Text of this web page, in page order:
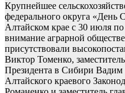
Крупнейшее
федерального округа «День
Алтайском крае с 30 июля
внимание аграрной
присутствовали
Виктор Томенко,
Президента в Сибири Вадим
Алтайского краевого